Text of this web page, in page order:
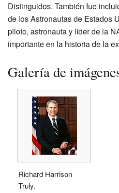
Distinguidos. También fue
de los Astronautas de Estados
piloto, astronauta y líder de la
importante en la historia de la
Galería de
Richard Harrison
Truly.